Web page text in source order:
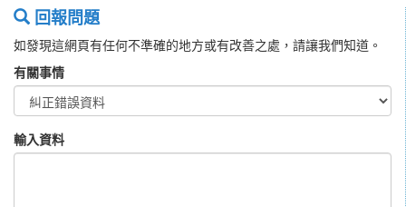
回報問題
如發現這網頁有任何不準確的地方或有改善之處，請讓我們知道。
有關事情
輸入資料